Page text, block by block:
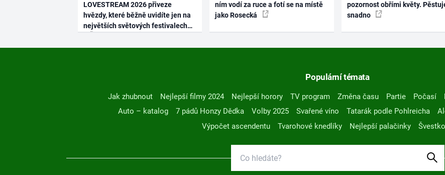
LOVESTREAM 2026 přiveze
hvězdy, které běžně uvidíte jen na
největších světových festivalech
ním vodí za ruce a fotí se na místě
jako Rosecká
pozornost obřími květy.
snadno
Populární témata
Jak zhubnout Nejlepší filmy 2024 Nejlepší horory TV program Změna času Partie Počasí
Auto – katalog
7 pádů Honzy Dědka Volby 2025 Svařené víno Tatarák podle Pohlreicha
Výpočet ascendentu
Tvarohové knedlíky Nejlepší palačinky